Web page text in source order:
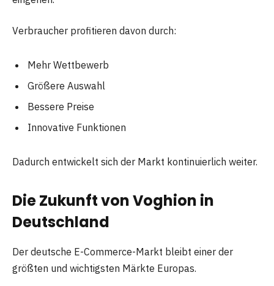
Verbraucher profitieren davon durch:
Mehr Wettbewerb
Größere Auswahl
Bessere Preise
Innovative Funktionen
Dadurch entwickelt sich der Markt kontinuierlich weiter.
Die Zukunft von Voghion in
Deutschland
Der deutsche E-Commerce-Markt bleibt einer der
größten und wichtigsten Märkte Europas.